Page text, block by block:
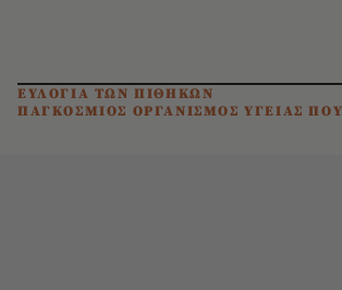
ΕΥΛΟΓΙΑ ΤΩΝ ΠΙΘΗΚΩΝ
ΠΑΓΚΟΣΜΙΟΣ ΟΡΓΑΝΙΣΜΟΣ ΥΓΕΙΑΣ ΠΟΥ